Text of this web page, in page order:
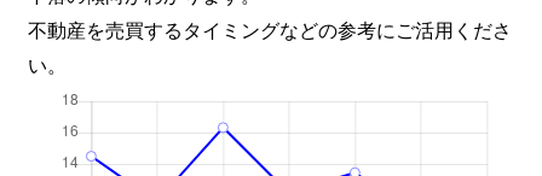
不動産を売買するタイミングなどの参考にご活用くださ
い。